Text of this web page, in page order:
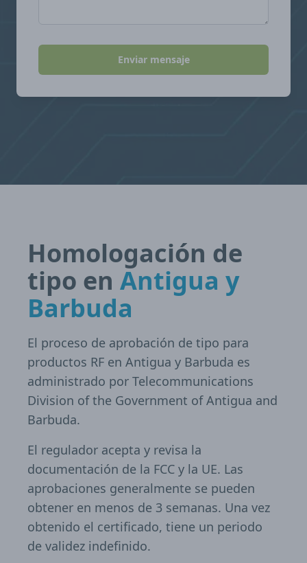
Enviar mensaje
Homologación de
tipo en Antigua y
Barbuda
El proceso de aprobación de tipo para
productos RF en Antigua y Barbuda es
administrado por Telecommunications
Division of the Government of Antigua and
Barbuda.
El regulador acepta y revisa la
documentación de la FCC y la UE. Las
aprobaciones generalmente se pueden
obtener en menos de 3 semanas. Una vez
obtenido el certificado, tiene un periodo
de validez indefinido.